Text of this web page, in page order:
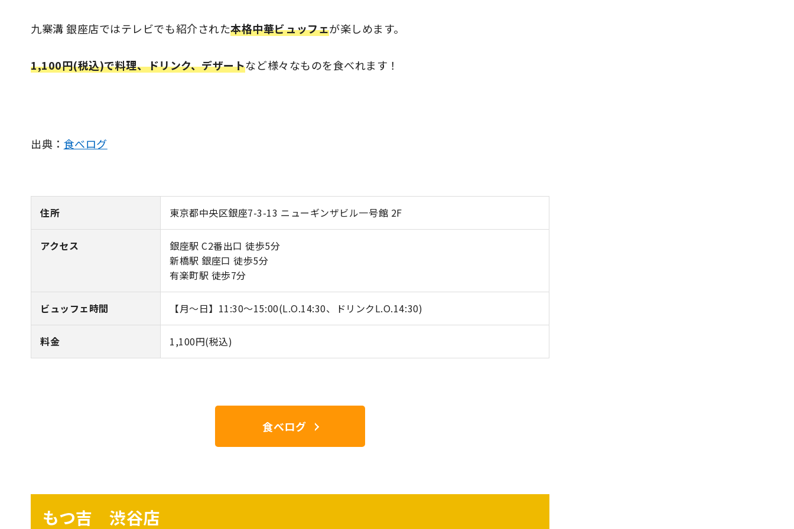
九寨溝 銀座店ではテレビでも紹介された本格中華ビュッフェが楽しめます。
1,100円(税込)で料理、ドリンク、デザートなど様々なものを食べれます！
出典： 食べログ
住所 東京都中央区銀座7-3-13 ニューギンザビル一号館 2F
アクセス
銀座駅 C2番出口 徒歩5分
新橋駅 銀座口 徒歩5分
有楽町駅 徒歩7分
ビュッフェ時間 【月～日】11:30～15:00(L.O.14:30、ドリンクL.O.14:30)
料金 1,100円(税込)
食べログ
もつ吉 渋谷店